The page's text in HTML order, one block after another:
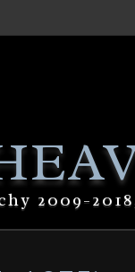
2009-